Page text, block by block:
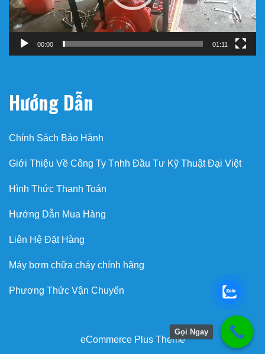
00:00 01:11
Hướng Dẫn
Chính Sách Bảo Hành
Giới Thiệu Về Công Ty Tnhh Đầu Tư Kỹ Thuật Đại Việt
Hình Thức Thanh Toán
Hướng Dẫn Mua Hàng
Liên Hệ Đặt Hàng
Máy bơm chữa cháy chính hãng
Phương Thức Vận Chuyển
eCommerce Plus Theme
Gọi Ngay